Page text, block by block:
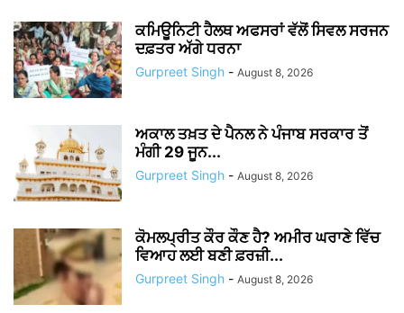
ਕਮਿਊਨਿਟੀ ਹੈਲਥ ਅਫਸਰਾਂ ਵੱਲੋਂ ਸਿਵਲ ਸਰਜਨ
ਦਫ਼ਤਰ ਅੱਗੇ ਧਰਨਾ
Gurpreet Singh - August 8, 2026
ਅਕਾਲ ਤਖ਼ਤ ਦੇ ਪੈਨਲ ਨੇ ਪੰਜਾਬ ਸਰਕਾਰ ਤੋਂ
ਮੰਗੀ 29 ਜੂਨ...
Gurpreet Singh - August 8, 2026
ਕੋਮਲਪ੍ਰੀਤ ਕੌਰ ਕੌਣ ਹੈ? ਅਮੀਰ ਘਰਾਣੇ ਵਿੱਚ
ਵਿਆਹ ਲਈ ਬਣੀ ਫ਼ਰਜ਼ੀ...
Gurpreet Singh - August 8, 2026